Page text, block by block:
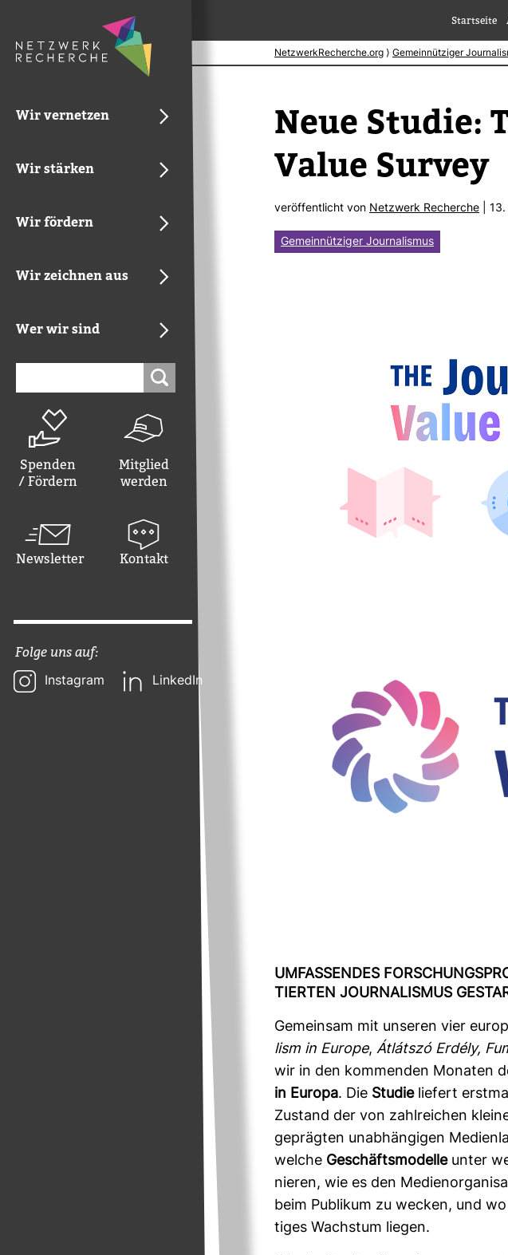
Wir vernetzen
Wir stärken
Wir fördern
Wir zeichnen aus
Wer wir sind
Spenden
/ Fördern
Mitglied
werden
Newsletter Kontakt
Folge uns auf:
Instagram LinkedIn
Startseite
NetzwerkRecherche.org ⟩ Gemeinnütziger
Neue Studie:
Value Survey
ver­öf­fent­licht von Netz­werk Recherche |
Gemeinnütziger Journalismus
UMFAS­SENDES
TIERTEN JOUR­NA­LISMUS
Gemeinsam mit unseren vier
lism in Europe, Átlátszó Erdély,
wir in den kom­menden Monaten
in Europa. Die Studie lie­fert
Zustand der von zahl­rei­chen
geprägten unab­hän­gigen
welche Geschäfts­mo­delle unter
nieren, wie es den
beim Publikum zu wecken, und
tiges Wachstum liegen.